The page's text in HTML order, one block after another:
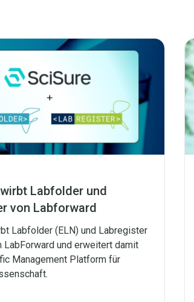
Labfolder und
von Labforward
Labfolder (ELN) und Labregister
LabForward und erweitert damit
Management Platform für